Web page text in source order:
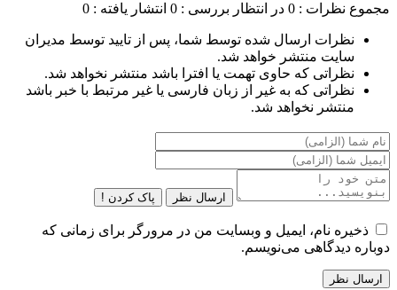
مجموع نظرات : 0 در انتظار بررسی : 0 انتشار یافته : 0
نظرات ارسال شده توسط شما، پس از تایید توسط مدیران
سایت منتشر خواهد شد.
نظراتی که حاوی تهمت یا افترا باشد منتشر نخواهد شد.
نظراتی که به غیر از زبان فارسی یا غیر مرتبط با خبر باشد
منتشر نخواهد شد.
ارسال نظر پاک کردن !
ذخیره نام، ایمیل و وبسایت من در مرورگر برای زمانی که
دوباره دیدگاهی می‌نویسم.